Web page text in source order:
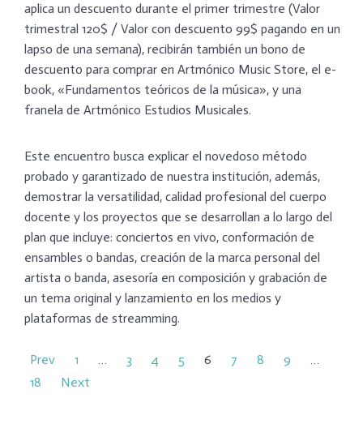
aplica un descuento durante el primer trimestre (Valor
trimestral 120$ / Valor con descuento 99$ pagando en un
lapso de una semana), recibirán también un bono de
descuento para comprar en Artmónico Music Store, el e-
book, «Fundamentos teóricos de la música», y una
franela de Artmónico Estudios Musicales.
Este encuentro busca explicar el novedoso método
probado y garantizado de nuestra institución, además,
demostrar la versatilidad, calidad profesional del cuerpo
docente y los proyectos que se desarrollan a lo largo del
plan que incluye: conciertos en vivo, conformación de
ensambles o bandas, creación de la marca personal del
artista o banda, asesoría en composición y grabación de
un tema original y lanzamiento en los medios y
plataformas de streamming.
Prev 1 … 3 4 5 6 7 8 9
…
18
Next